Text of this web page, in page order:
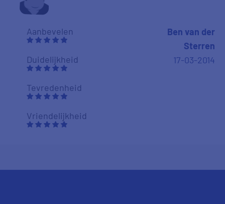
Aanbevelen
Duidelijkheid
Tevredenheid
Vriendelijkheid
Ben van der
Sterren
17-03-2014